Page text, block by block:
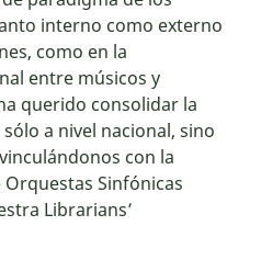
interno como externo
como en la
entre músicos y
querido consolidar la
a nivel nacional, sino
con la
Sinfónicas
Librarians’